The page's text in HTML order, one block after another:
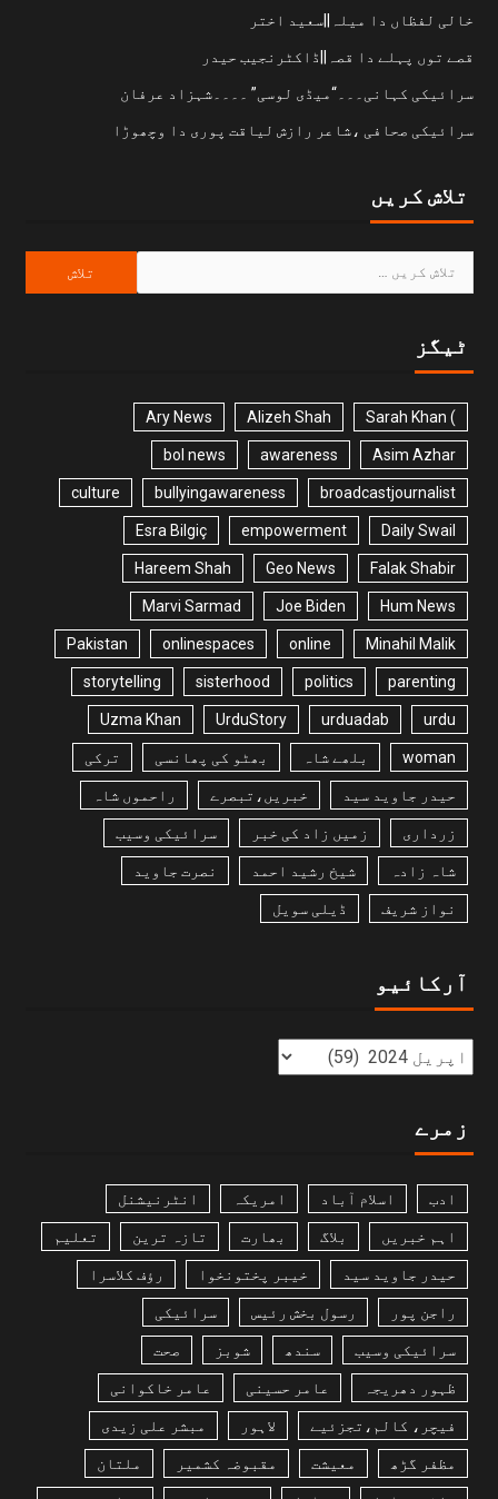
خالی لفظاں دا میلہ||سعید اختر
قصے توں پہلے دا قصہ||ڈاکٹرنجیب حیدر
سرائیکی کہانی۔۔۔“میڈی لوسی” ۔۔۔۔شہزاد عرفان
سرائیکی صحافی ،شاعر رازش لیاقت پوری دا وچھوڑا
تلاش کریں
ٹیگز
) Sarah Khan
Alizeh Shah
Ary News
Asim Azhar
awareness
bol news
broadcastjournalist
bullyingawareness
culture
Daily Swail
empowerment
Esra Bilgiç
Falak Shabir
Geo News
Hareem Shah
Hum News
Joe Biden
Marvi Sarmad
Minahil Malik
online
onlinespaces
Pakistan
parenting
politics
sisterhood
storytelling
urdu
urduadab
UrduStory
Uzma Khan
woman بلھے شاہ بھٹو کی پھانسی ترکی
حیدر جاوید سید خبریں،تبصرے راحموں شاہ
زرداری زمیں زاد کی خبر سرائیکی وسیب
شاہ زادہ شیخ رشید احمد نصرت جاوید
نواز شریف ڈیلی سویل
آرکائیو
زمرے
ادب اسلام آباد امریکہ انٹرنیشنل
اہم خبریں بلاگ بھارت تازہ ترین تعلیم
حیدر جاوید سید خیبر پختونخوا رؤف کلاسرا
راجن پور رسول بخش رئیس سرائیکی
سرائیکی وسیب سندھ شوبز صحت
ظہور دھریجہ عامر حسینی عامر خاکوانی
فیچر، کالم،تجزئیے لاہور مبشر علی زیدی
مظفر گڑھ معیشت مقبوضہ کشمیر ملتان